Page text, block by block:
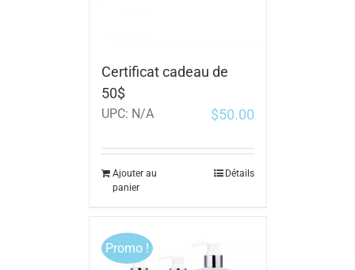
Certificat cadeau de
50$
UPC: N/A $50.00
Ajouter au
panier
Détails
Promo !